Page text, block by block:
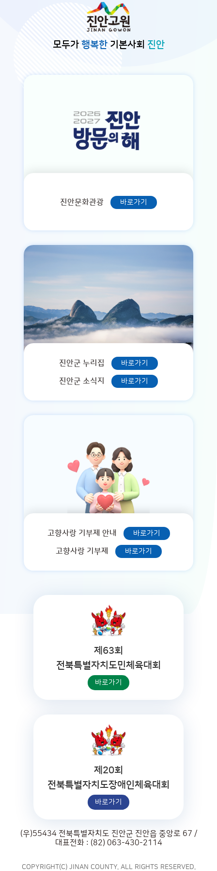
모두가 행복한기본사회 진안
진안문화관광 바로가기
진안군 누리집 바로가기
진안군 소식지 바로가기
고향사랑 기부제 안내 바로가기
고향사랑 기부제 바로가기
제63회
전북특별자치도민체육대회
바로가기
제20회
전북특별자치도장애인체육대회
바로가기
(우)55434 전북특별자치도 진안군 진안읍 중앙로 67 /
대표전화 : (82) 063-430-2114
COPYRIGHT(C) JINAN COUNTY. ALL RIGHTS RESERVED.